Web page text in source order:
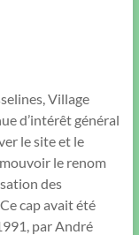
Village
d’intérêt général
le site et le
le renom
des
cap avait été
par André